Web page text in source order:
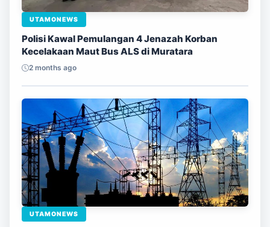
UTAMONEWS
Polisi Kawal Pemulangan 4 Jenazah Korban
Kecelakaan Maut Bus ALS di Muratara
2 months ago
UTAMONEWS